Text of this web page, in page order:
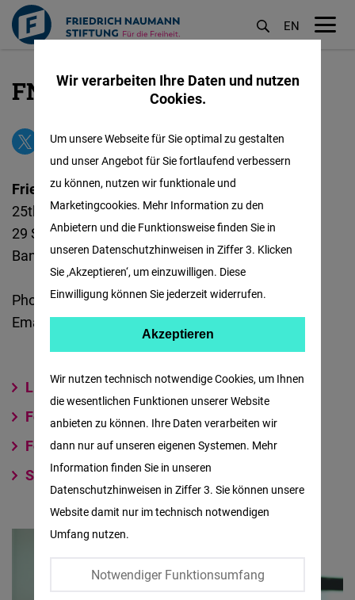
Direkt
Inhalt
EN
FNF Südost und Ostasien
Friedrich Naumann Foundation for Freedom
25th Floor, BBC Tower
29 Soi 63 Sukhumvit Road
Bangkok 10110, Thailand
Phone: +66 (0) 2 095 2740
Email:fnf-bangkok@freiheit.org
Like us on Facebook
Follow us on Instagram
Follow us on X
Subscribe to our YouTube channel
Wir verarbeiten Ihre Daten und nutzen
Cookies.
Wir nutzen technisch notwendige Cookies, um Ihnen
die wesentlichen Funktionen unserer Website
anbieten zu können. Ihre Daten verarbeiten wir
dann nur auf unseren eigenen Systemen. Mehr
Information finden Sie in unseren
Datenschutzhinweisen in Ziffer 3. Sie können unsere
Website damit nur im technisch notwendigen
Umfang nutzen.
Notwendiger Funktionsumfang
Um unsere Webseite für Sie optimal zu gestalten
und unser Angebot für Sie fortlaufend verbessern
zu können, nutzen wir funktionale und
Marketingcookies. Mehr Information zu den
Anbietern und die Funktionsweise finden Sie in
unseren Datenschutzhinweisen in Ziffer 3. Klicken
Sie ‚Akzeptieren‘, um einzuwilligen. Diese
Einwilligung können Sie jederzeit widerrufen.
Facebook
Embed
Twitter
Embed
Instagram
Akzeptieren